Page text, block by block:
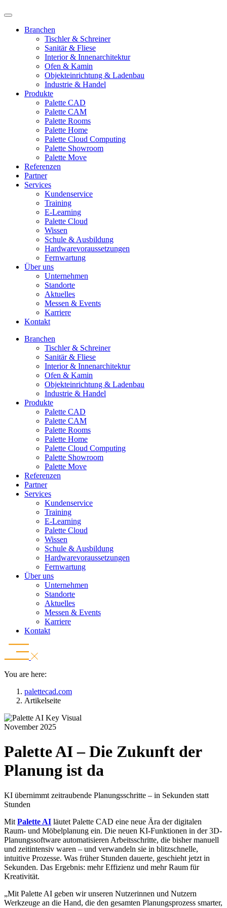
Branchen
Tischler & Schreiner
Sanitär & Fliese
Interior & Innenarchitektur
Ofen & Kamin
Objekteinrichtung & Ladenbau
Industrie & Handel
Produkte
Palette CAD
Palette CAM
Palette Rooms
Palette Home
Palette Cloud Computing
Palette Showroom
Palette Move
Referenzen
Partner
Services
Kundenservice
Training
E-Learning
Palette Cloud
Wissen
Schule & Ausbildung
Hardwarevoraussetzungen
Fernwartung
Über uns
Unternehmen
Standorte
Aktuelles
Messen & Events
Karriere
Kontakt
Branchen
Tischler & Schreiner
Sanitär & Fliese
Interior & Innenarchitektur
Ofen & Kamin
Objekteinrichtung & Ladenbau
Industrie & Handel
Produkte
Palette CAD
Palette CAM
Palette Rooms
Palette Home
Palette Cloud Computing
Palette Showroom
Palette Move
Referenzen
Partner
Services
Kundenservice
Training
E-Learning
Palette Cloud
Wissen
Schule & Ausbildung
Hardwarevoraussetzungen
Fernwartung
Über uns
Unternehmen
Standorte
Aktuelles
Messen & Events
Karriere
Kontakt
You are here:
palettecad.com
Artikelseite
November 2025
Palette AI – Die Zukunft der
Planung ist da
KI übernimmt zeitraubende Planungsschritte – in Sekunden statt
Stunden
Mit Palette AI läutet Palette CAD eine neue Ära der digitalen
Raum- und Möbelplanung ein. Die neuen KI-Funktionen in der 3D-
Planungssoftware automatisieren Arbeitsschritte, die bisher manuell
und zeitintensiv waren – und verwandeln sie in blitzschnelle,
intuitive Prozesse. Was früher Stunden dauerte, geschieht jetzt in
Sekunden. Das Ergebnis: mehr Effizienz und mehr Raum für
Kreativität.
„Mit Palette AI geben wir unseren Nutzerinnen und Nutzern
Werkzeuge an die Hand, die den gesamten Planungsprozess smarter,